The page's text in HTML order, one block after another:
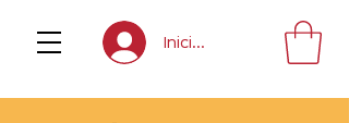
Inicia sesión